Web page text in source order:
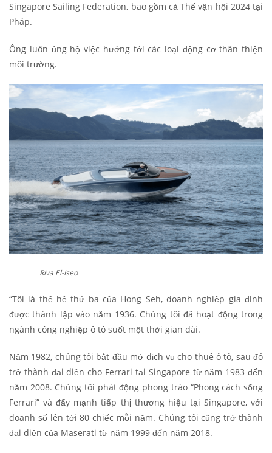
Singapore Sailing Federation, bao gồm cả Thế vận hội 2024 tại
Pháp.
Ông luôn ủng hộ việc hướng tới các loại động cơ thân thiện
môi trường.
Riva El-Iseo
“Tôi là thế hệ thứ ba của Hong Seh, doanh nghiệp gia đình
được thành lập vào năm 1936. Chúng tôi đã hoạt động trong
ngành công nghiệp ô tô suốt một thời gian dài.
Năm 1982, chúng tôi bắt đầu mở dịch vụ cho thuê ô tô, sau đó
trở thành đại diện cho Ferrari tại Singapore từ năm 1983 đến
năm 2008. Chúng tôi phát động phong trào “Phong cách sống
Ferrari” và đẩy mạnh tiếp thị thương hiệu tại Singapore, với
doanh số lên tới 80 chiếc mỗi năm. Chúng tôi cũng trở thành
đại diện của Maserati từ năm 1999 đến năm 2018.